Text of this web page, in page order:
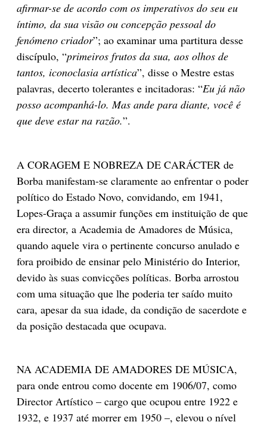
afirmar-se de acordo com os imperativos do seu eu
íntimo, da sua visão ou concepção pessoal do
fenómeno criador”; ao examinar uma partitura desse
discípulo, “primeiros frutos da sua, aos olhos de
tantos, iconoclasia artística”, disse o Mestre estas
palavras, decerto tolerantes e incitadoras: “Eu já não
posso acompanhá-lo. Mas ande para diante, você é
que deve estar na razão.”.
A CORAGEM E NOBREZA DE CARÁCTER de
Borba manifestam-se claramente ao enfrentar o poder
político do Estado Novo, convidando, em 1941,
Lopes-Graça a assumir funções em instituição de que
era director, a Academia de Amadores de Música,
quando aquele vira o pertinente concurso anulado e
fora proibido de ensinar pelo Ministério do Interior,
devido às suas convicções políticas. Borba arrostou
com uma situação que lhe poderia ter saído muito
cara, apesar da sua idade, da condição de sacerdote e
da posição destacada que ocupava.
NA ACADEMIA DE AMADORES DE MÚSICA,
para onde entrou como docente em 1906/07, como
Director Artístico – cargo que ocupou entre 1922 e
1932, e 1937 até morrer em 1950 –, elevou o nível